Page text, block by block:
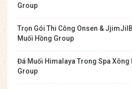
Group
Trọn Gói Thi Công Onsen &
Muối Hồng Group
Đá Muối Himalaya Trong Spa Xông
Group